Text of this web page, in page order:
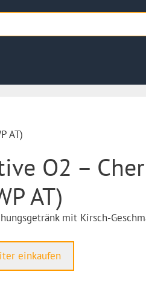
AT)
O2 –
AT)
mit Kirsch-
einkaufen